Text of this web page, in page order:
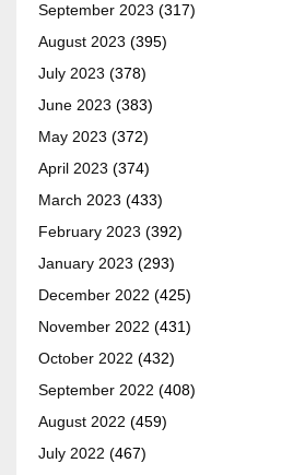
September 2023 (317)
August 2023 (395)
July 2023 (378)
June 2023 (383)
May 2023 (372)
April 2023 (374)
March 2023 (433)
February 2023 (392)
January 2023 (293)
December 2022 (425)
November 2022 (431)
October 2022 (432)
September 2022 (408)
August 2022 (459)
July 2022 (467)